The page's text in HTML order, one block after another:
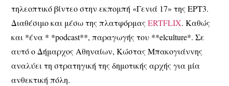
τηλεοπτικό βίντεο στην εκπομπή «Γενιά 17» της ΕΡΤ3.
Διαθέσιμο και μέσω της πλατφόρμαςERTFLIX. Καθώς
και *ένα * *podcast**, παραγωγής του **elculture*. Σε
αυτό ο Δήμαρχος Αθηναίων, Κώστας Μπακογιάννης
αναλύει τη στρατηγική της δημοτικής αρχής για μία
ανθεκτική πόλη.